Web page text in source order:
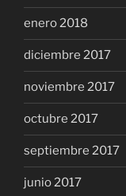
enero 2018
diciembre 2017
noviembre 2017
octubre 2017
septiembre 2017
junio 2017